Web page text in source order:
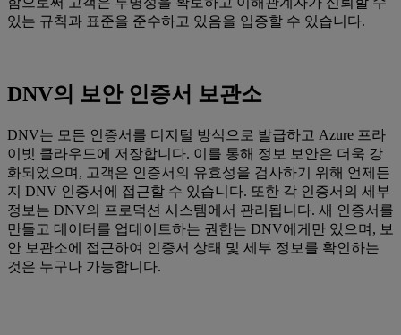
있는 규칙과 표준을 준수하고 있음을 입증할 수 있습니다.
DNV의 보안 인증서 보관소
DNV는 모든 인증서를 디지털 방식으로 발급하고 Azure 프라
이빗 클라우드에 저장합니다. 이를 통해 정보 보안은 더욱 강
화되었으며, 고객은 인증서의 유효성을 검사하기 위해 언제든
지 DNV 인증서에 접근할 수 있습니다. 또한 각 인증서의 세부
정보는 DNV의 프로덕션 시스템에서 관리됩니다. 새 인증서를
만들고 데이터를 업데이트하는 권한는 DNV에게만 있으며, 보
안 보관소에 접근하여 인증서 상태 및 세부 정보를 확인하는
것은 누구나 가능합니다.